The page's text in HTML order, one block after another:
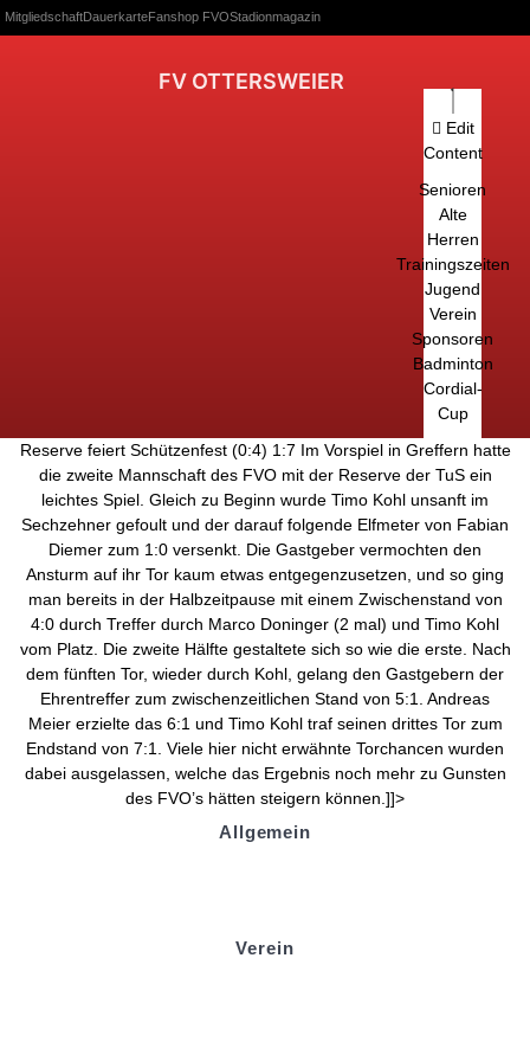
MitgliedschaftDauerkarteFanshop FVOStadionmagazin
FV OTTERSWEIER
Edit
Content
Senioren
Alte
Herren
Trainingszeiten
Jugend
Verein
Sponsoren
Badminton
Cordial-
Cup
Reserve feiert Schützenfest (0:4) 1:7 Im Vorspiel in Greffern hatte
die zweite Mannschaft des FVO mit der Reserve der TuS ein
leichtes Spiel. Gleich zu Beginn wurde Timo Kohl unsanft im
Sechzehner gefoult und der darauf folgende Elfmeter von Fabian
Diemer zum 1:0 versenkt. Die Gastgeber vermochten den
Ansturm auf ihr Tor kaum etwas entgegenzusetzen, und so ging
man bereits in der Halbzeitpause mit einem Zwischenstand von
4:0 durch Treffer durch Marco Doninger (2 mal) und Timo Kohl
vom Platz. Die zweite Hälfte gestaltete sich so wie die erste. Nach
dem fünften Tor, wieder durch Kohl, gelang den Gastgebern der
Ehrentreffer zum zwischenzeitlichen Stand von 5:1. Andreas
Meier erzielte das 6:1 und Timo Kohl traf seinen drittes Tor zum
Endstand von 7:1. Viele hier nicht erwähnte Torchancen wurden
dabei ausgelassen, welche das Ergebnis noch mehr zu Gunsten
des FVO’s hätten steigern können.]]>
Allgemein
Verein